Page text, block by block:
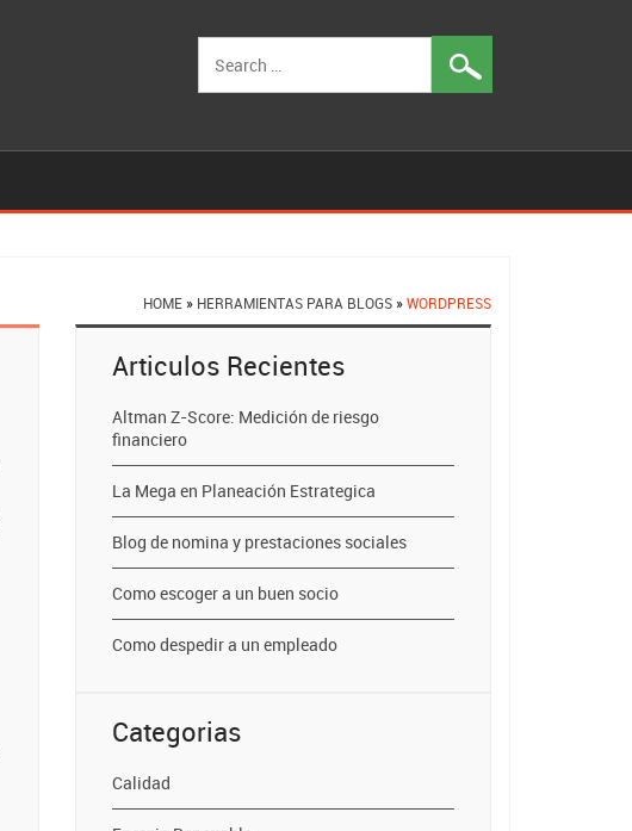
for:
HOME » HERRAMIENTAS PARA BLOGS »WORDPRESS
Articulos Recientes
Altman Z-Score: Medición de riesgo
financiero
La Mega en Planeación Estrategica
Blog de nomina y prestaciones sociales
Como escoger a un buen socio
Como despedir a un empleado
Categorias
Calidad